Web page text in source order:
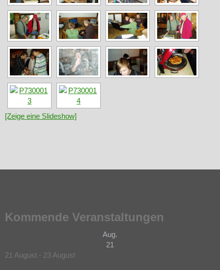
[Zeige eine Slideshow]
Kommende Veranstaltungen
Aug.
21
21 August - 23 August